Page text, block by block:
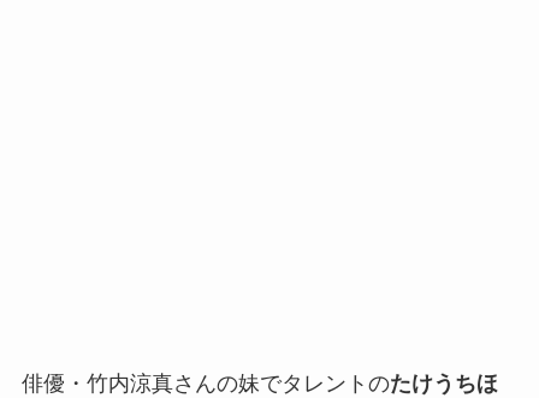
俳優・竹内涼真さんの妹でタレントのたけうちほ